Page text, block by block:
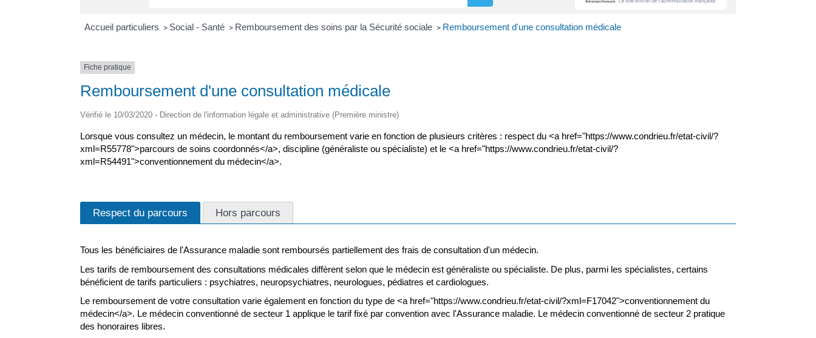
Accueil particuliers > Social - Santé > Remboursement des soins par la Sécurité sociale > Remboursement d'une consultation médicale
Fiche pratique
Remboursement d'une consultation médicale
Vérifié le 10/03/2020 - Direction de l'information légale et administrative (Première ministre)
Lorsque vous consultez un médecin, le montant du remboursement varie en fonction de plusieurs critères : respect du <a href="https://www.condrieu.fr/etat-civil/?
xml=R55778">parcours de soins coordonnés</a>, discipline (généraliste ou spécialiste) et le <a href="https://www.condrieu.fr/etat-civil/?
xml=R54491">conventionnement du médecin</a>.
Respect du parcours Hors parcours
Tous les bénéficiaires de l'Assurance maladie sont remboursés partiellement des frais de consultation d'un médecin.
Les tarifs de remboursement des consultations médicales diffèrent selon que le médecin est généraliste ou spécialiste. De plus, parmi les spécialistes, certains
bénéficient de tarifs particuliers : psychiatres, neuropsychiatres, neurologues, pédiatres et cardiologues.
Le remboursement de votre consultation varie également en fonction du type de <a href="https://www.condrieu.fr/etat-civil/?xml=F17042">conventionnement du
médecin</a>. Le médecin conventionné de secteur 1 applique le tarif fixé par convention avec l'Assurance maladie. Le médecin conventionné de secteur 2 pratique
des honoraires libres.